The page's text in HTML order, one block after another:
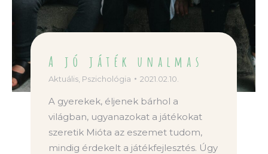
A jó játék unalmas
Aktuális, Pszichológia 2021.02.10.
A gyerekek, éljenek bárhol a
világban, ugyanazokat a játékokat
szeretik Mióta az eszemet tudom,
mindig érdekelt a játékfejlesztés. Úgy